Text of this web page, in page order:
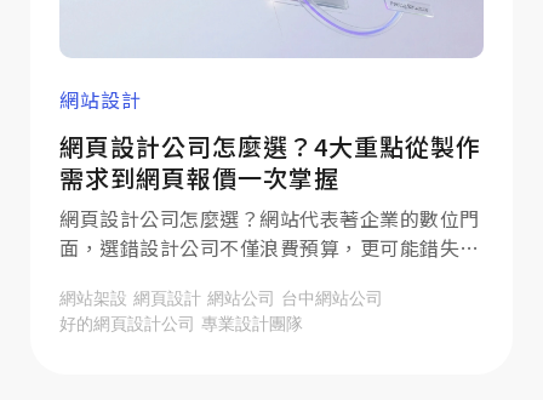
網站設計
網頁設計公司怎麼選？4大重點從製作
需求到網頁報價一次掌握
網頁設計公司怎麼選？網站代表著企業的數位門
面，選錯設計公司不僅浪費預算，更可能錯失商
論，直接聚焦挑選網頁設計公司的4大重點，從
需求盤點、建置流程、報價結構到篩選標準一次
網站架設 網頁設計 網站公司 台中網站公司
好的網頁設計公司 專業設計團隊